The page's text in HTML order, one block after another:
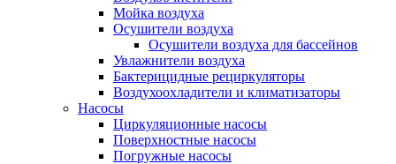
Мойка воздуха
Осушители воздуха
Осушители воздуха для бассейнов
Увлажнители воздуха
Бактерицидные рециркуляторы
Воздухоохладители и климатизаторы
Насосы
Циркуляционные насосы
Поверхностные насосы
Погружные насосы